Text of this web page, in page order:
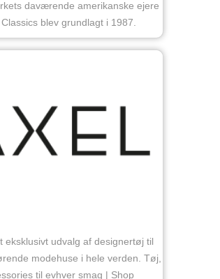
daværende amerikanske ejere
blev grundlagt i 1987.
eksklusivt udvalg af designertøj til
modehuse i hele verden. Tøj,
til evhver smag | Shop